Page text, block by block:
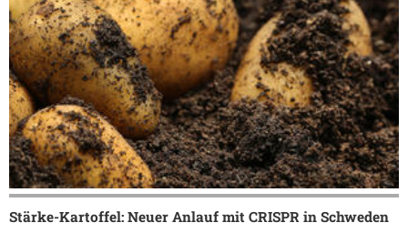
Stärke-Kartoffel: Neuer Anlauf mit CRISPR in Schweden